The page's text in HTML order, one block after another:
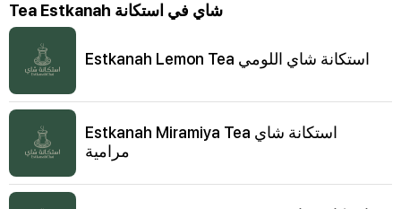
Tea Estkanah شاي في استكانة
Estkanah Lemon Tea استكانة شاي اللومي
Estkanah Miramiya Tea استكانة شاي
مرامية